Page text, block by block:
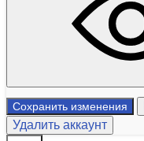
Сохранить изменения
Удалить аккаунт